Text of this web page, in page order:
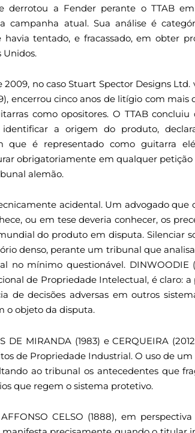
derrotou a Fender perante o TTAB
campanha atual. Sua análise é
havia tentado, e fracassado, em obter
2009, no caso Stuart Spector Designs
encerrou cinco anos de litígio com
como opositores. O TTAB
a origem do produto,
que é representado como guitarra
obrigatoriamente em qualquer
alemão.
acidental. Um advogado
ou em tese deveria conhecer, os
do produto em disputa. Silenciar
denso, perante um tribunal que
no mínimo questionável.
de Propriedade Intelectual, é claro:
de decisões adversas em outros
o objeto da disputa.
DE MIRANDA (1983) e CERQUEIRA
de Propriedade Industrial. O uso de
ao tribunal os antecedentes que
que regem o sistema protetivo.
CELSO (1888), em